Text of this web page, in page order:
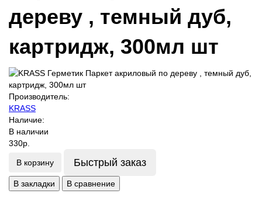
дереву , темный дуб,
картридж, 300мл шт
Производитель:
KRASS
Наличие:
В наличии
330р.
В корзину Быстрый заказ
В закладки В сравнение